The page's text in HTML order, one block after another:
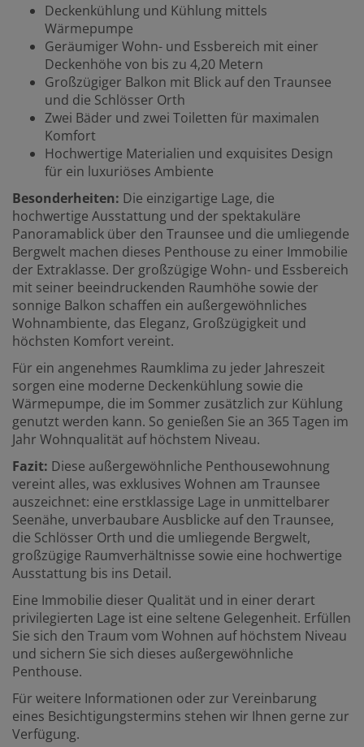
Deckenkühlung und Kühlung mittels
Wärmepumpe
Geräumiger Wohn- und Essbereich mit einer
Deckenhöhe von bis zu 4,20 Metern
Großzügiger Balkon mit Blick auf den Traunsee
und die Schlösser Orth
Zwei Bäder und zwei Toiletten für maximalen
Komfort
Hochwertige Materialien und exquisites Design
für ein luxuriöses Ambiente
Besonderheiten: Die einzigartige Lage, die
hochwertige Ausstattung und der spektakuläre
Panoramablick über den Traunsee und die umliegende
Bergwelt machen dieses Penthouse zu einer Immobilie
der Extraklasse. Der großzügige Wohn- und Essbereich
mit seiner beeindruckenden Raumhöhe sowie der
sonnige Balkon schaffen ein außergewöhnliches
Wohnambiente, das Eleganz, Großzügigkeit und
höchsten Komfort vereint.
Für ein angenehmes Raumklima zu jeder Jahreszeit
sorgen eine moderne Deckenkühlung sowie die
Wärmepumpe, die im Sommer zusätzlich zur Kühlung
genutzt werden kann. So genießen Sie an 365 Tagen im
Jahr Wohnqualität auf höchstem Niveau.
Fazit: Diese außergewöhnliche Penthousewohnung
vereint alles, was exklusives Wohnen am Traunsee
auszeichnet: eine erstklassige Lage in unmittelbarer
Seenähe, unverbaubare Ausblicke auf den Traunsee,
die Schlösser Orth und die umliegende Bergwelt,
großzügige Raumverhältnisse sowie eine hochwertige
Ausstattung bis ins Detail.
Eine Immobilie dieser Qualität und in einer derart
privilegierten Lage ist eine seltene Gelegenheit. Erfüllen
Sie sich den Traum vom Wohnen auf höchstem Niveau
und sichern Sie sich dieses außergewöhnliche
Penthouse.
Für weitere Informationen oder zur Vereinbarung
eines Besichtigungstermins stehen wir Ihnen gerne zur
Verfügung.